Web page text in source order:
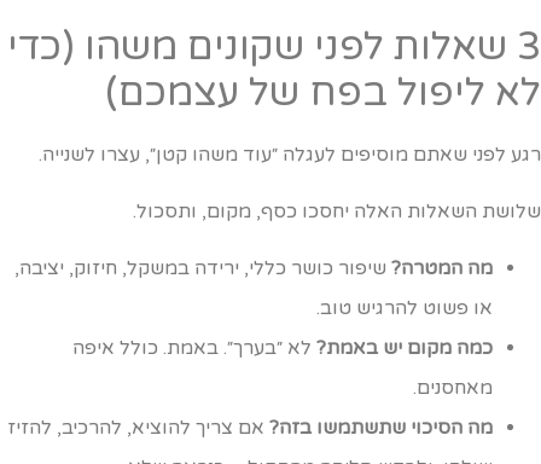
3 שאלות לפני שקונים משהו (כדי
ליפול בפח של עצמכם)
לפני שאתם מוסיפים לעגלה ״עוד משהו קטן״, עצרו לשנייה.
השאלות האלה יחסכו כסף, מקום, ותסכול.
מה המטרה?שיפור כושר כללי, ירידה במשקל, חיזוק, יציבה,
או פשוט להרגיש טוב.
כמה מקום יש באמת?לא ״בערך״. באמת. כולל איפה
מאחסנים.
מה הסיכוי שתשתמשו בזה?אם צריך להוציא, להרכיב, להזיז